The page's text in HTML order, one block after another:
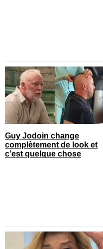
Guy Jodoin change
complètement de look et
c’est quelque chose